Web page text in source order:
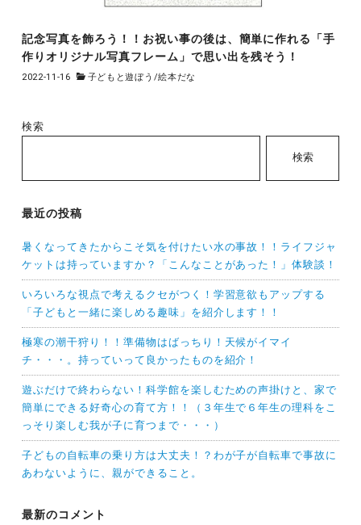
記念写真を飾ろう！！お祝い事の後は、簡単に作れる「手
作りオリジナル写真フレーム」で思い出を残そう！
2022-11-16 子どもと遊ぼう /絵本だな
検索
検索
最近の投稿
暑くなってきたからこそ気を付けたい水の事故！！ライフジャ
ケットは持っていますか？「こんなことがあった！」体験談！
いろいろな視点で考えるクセがつく！学習意欲もアップする
「子どもと一緒に楽しめる趣味」を紹介します！！
極寒の潮干狩り！！準備物はばっちり！天候がイマイ
チ・・・。持っていって良かったものを紹介！
遊ぶだけで終わらない！科学館を楽しむための声掛けと、家で
簡単にできる好奇心の育て方！！（３年生で６年生の理科をこ
っそり楽しむ我が子に育つまで・・・）
子どもの自転車の乗り方は大丈夫！？わが子が自転車で事故に
あわないように、親ができること。
最新のコメント